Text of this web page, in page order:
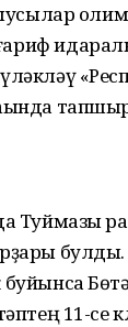
Туймазы
булды.
11-се